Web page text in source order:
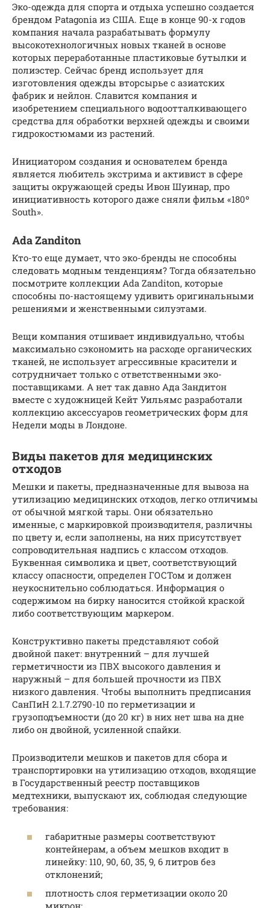
Эко-одежда для спорта и отдыха успешно создается
брендом Patagonia из США. Еще в конце 90-х годов
компания начала разрабатывать формулу
высокотехнологичных новых тканей в основе
которых переработанные пластиковые бутылки и
полиэстер. Сейчас бренд использует для
изготовления одежды вторсырье с азиатских
фабрик и нейлон. Славится компания и
изобретением специального водоотталкивающего
средства для обработки верхней одежды и своими
гидрокостюмами из растений.
Инициатором создания и основателем бренда
является любитель экстрима и активист в сфере
защиты окружающей среды Ивон Шуинар, про
инициативность которого даже сняли фильм «180º
South».
Ada Zanditon
Кто-то еще думает, что эко-бренды не способны
следовать модным тенденциям? Тогда обязательно
посмотрите коллекции Ada Zanditon, которые
способны по-настоящему удивить оригинальными
решениями и женственными силуэтами.
Вещи компания отшивает индивидуально, чтобы
максимально сэкономить на расходе органических
тканей, не использует агрессивные красители и
сотрудничает только с ответственными эко-
поставщиками. А нет так давно Ада Зандитон
вместе с художницей Кейт Уильямс разработали
коллекцию аксессуаров геометрических форм для
Недели моды в Лондоне.
Виды пакетов для медицинских
отходов
Мешки и пакеты, предназначенные для вывоза на
утилизацию медицинских отходов, легко отличимы
от обычной мягкой тары. Они обязательно
именные, с маркировкой производителя, различны
по цвету и, если заполнены, на них присутствует
сопроводительная надпись с классом отходов.
Буквенная символика и цвет, соответствующий
классу опасности, определен ГОСТом и должен
неукоснительно соблюдаться. Информация о
содержимом на бирку наносится стойкой краской
либо соответствующим маркером.
Конструктивно пакеты представляют собой
двойной пакет: внутренний – для лучшей
герметичности из ПВХ высокого давления и
наружный – для большей прочности из ПВХ
низкого давления. Чтобы выполнить предписания
СанПиН 2.1.7.2790-10 по герметизации и
грузоподъемности (до 20 кг) в них нет шва на дне
либо он двойной, усиленной спайки.
Производители мешков и пакетов для сбора и
транспортировки на утилизацию отходов, входящие
в Государственный реестр поставщиков
медтехники, выпускают их, соблюдая следующие
требования:
габаритные размеры соответствуют
контейнерам, а объем мешков входит в
линейку: 110, 90, 60, 35, 9, 6 литров без
отклонений;
плотность слоя герметизации около 20